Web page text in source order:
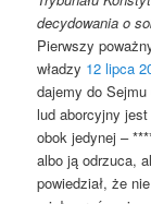
decydowania o
Pierwszy
władzy 12 lipca
dajemy do
lud aborcyjny
obok jedynej –
albo ją odrzuca,
powiedział, że